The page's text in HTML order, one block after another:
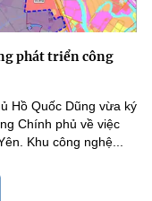
phát triển công
Hồ Quốc Dũng vừa ký
Chính phủ về việc
Khu công nghệ...